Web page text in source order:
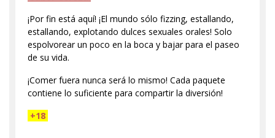
¡Por fin está aquí! ¡El mundo sólo fizzing, estallando,
estallando, explotando dulces sexuales orales! Solo
espolvorear un poco en la boca y bajar para el paseo
de su vida.
¡Comer fuera nunca será lo mismo! Cada paquete
contiene lo suficiente para compartir la diversión!
+18